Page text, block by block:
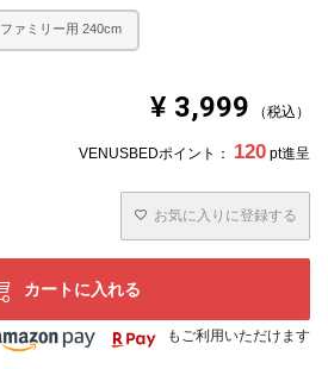
ファミリー用 240cm
¥ 3,999 税込
VENUSBEDポイント： 120 pt進呈
お気に入りに登録する
カートに入れる
もご利用いただけます